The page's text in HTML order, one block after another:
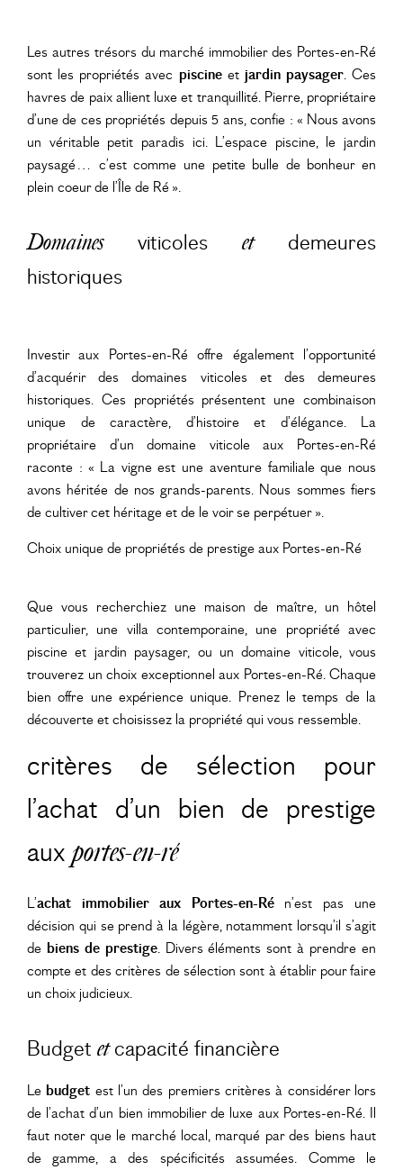
Les autres trésors du marché immobilier des Portes-en-Ré
sont les propriétés avec piscineet jardin paysager. Ces
havres de paix allient luxe et tranquillité. Pierre, propriétaire
d’une de ces propriétés depuis 5 ans, confie : « Nous avons
un véritable petit paradis ici. L’espace piscine, le jardin
paysagé… c’est comme une petite bulle de bonheur en
plein coeur de l’Île de Ré ».
Domainesviticoles etdemeures
historiques
Investir aux Portes-en-Ré offre également l’opportunité
d’acquérir des domaines viticoles et des demeures
historiques. Ces propriétés présentent une combinaison
unique de caractère, d’histoire et d’élégance. La
propriétaire d’un domaine viticole aux Portes-en-Ré
raconte : « La vigne est une aventure familiale que nous
avons héritée de nos grands-parents. Nous sommes fiers
de cultiver cet héritage et de le voir se perpétuer ».
Choix unique de propriétés de prestige aux Portes-en-Ré
Que vous recherchiez une maison de maître, un hôtel
particulier, une villa contemporaine, une propriété avec
piscine et jardin paysager, ou un domaine viticole, vous
trouverez un choix exceptionnel aux Portes-en-Ré. Chaque
bien offre une expérience unique. Prenez le temps de la
découverte et choisissez la propriété qui vous ressemble.
critères de sélection pour
l’achat d’un bien de prestige
auxportes-en-ré
L’achat immobilier aux Portes-en-Rén’est pas une
décision qui se prend à la légère, notamment lorsqu’il s’agit
de biens de prestige. Divers éléments sont à prendre en
compte et des critères de sélection sont à établir pour faire
un choix judicieux.
Budget etcapacité financière
Le budget est l’un des premiers critères à considérer lors
de l’achat d’un bien immobilier de luxe aux Portes-en-Ré. Il
faut noter que le marché local, marqué par des biens haut
de gamme, a des spécificités assumées. Comme le